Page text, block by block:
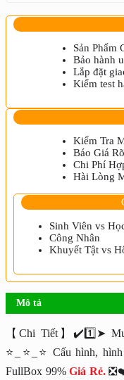
Sản Phẩm
Bảo hành
Lắp đặt
Kiểm test
Kiểm Tra
Báo Giá
Chi Phí
Hài Lòng
Sinh Viên vs
Công Nhân
Khuyết Tật vs
Mô tả
【Chi Tiết】✔️1️⃣➤
⭐_⭐_⭐ Cấu hình,
FullBox 99%Giá Rẻ.